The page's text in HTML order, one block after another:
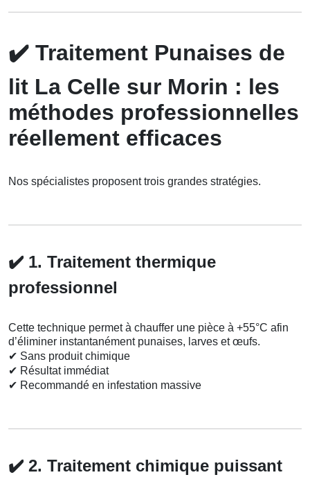
✔️ Traitement Punaises de
lit La Celle sur Morin : les
méthodes professionnelles
réellement efficaces
Nos spécialistes proposent trois grandes stratégies.
✔️ 1. Traitement thermique
professionnel
Cette technique permet à chauffer une pièce à +55°C afin
d’éliminer instantanément punaises, larves et œufs.
✔ Sans produit chimique
✔ Résultat immédiat
✔ Recommandé en infestation massive
✔️ 2. Traitement chimique puissant